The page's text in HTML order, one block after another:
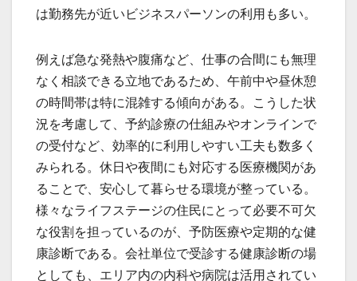
は勤務先が近いビジネスパーソンの利用も多い。
例えば急な発熱や腹痛など、仕事の合間にも無理
なく相談できる立地であるため、午前中や昼休憩
の時間帯は特に混雑する傾向がある。こうした状
況を考慮して、予約診療の仕組みやオンラインで
の受付など、効率的に利用しやすい工夫も数多く
みられる。休日や夜間にも対応する医療機関があ
ることで、安心して暮らせる環境が整っている。
様々なライフステージの住民にとって必要不可欠
な役割を担っているのが、予防医療や定期的な健
康診断である。会社単位で受診する健康診断の場
としても、エリア内の内科や病院は活用されてい